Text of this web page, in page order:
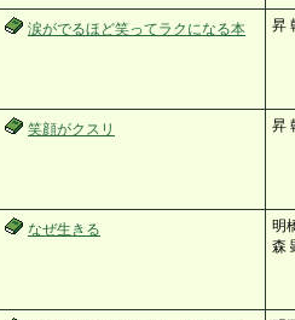
涙がでるほど笑ってラクになる本 昇
笑顔がクスリ 昇
なぜ生きる
明
森